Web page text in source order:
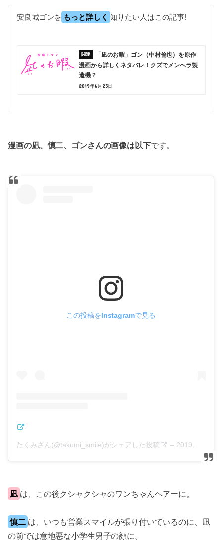
安良城ゴンを もっと詳しく 知りたい人はこの記事!
「凪のお暇」ゴン（中村倫也）を原作
漫画から詳しくネタバレ！クズでメンヘラ製
造機？
2019年6月23日
漫画の凪、慎二、ゴンさんの画像は以下です。
この投稿をInstagramで見る
たくみさん(@takumi_smile)がシェアした投稿 – 2019年 6月月13日午後6時07分PDT
凪 は、この後クシャクシャのワンちゃんヘアーに。
慎二 は、いつも営業スマイルが張り付いているのに、凪
の前では意地悪な小学生男子の顔に。